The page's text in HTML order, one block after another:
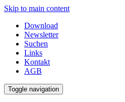
Skip to main content
Download
Newsletter
Suchen
Links
Kontakt
AGB
Toggle navigation